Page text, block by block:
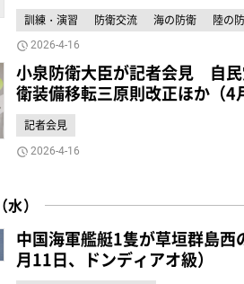
訓練・演習 防衛交流 海の防衛 陸の
2026-4-16
小泉防衛大臣が記者会見 自
衛装備移転三原則改正ほか（4
記者会見
2026-4-16
）
中国海軍艦艇1隻が草垣群島
月11日、ドンディアオ級）